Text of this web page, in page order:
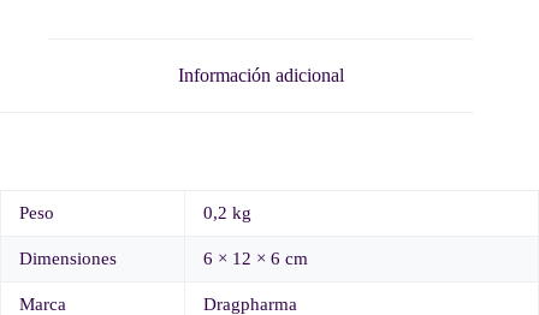
Información adicional
Peso 0,2 kg
Dimensiones 6 × 12 × 6 cm
Marca Dragpharma